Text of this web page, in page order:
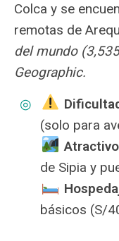
Colca y se
remotas de
del mundo
Geographic.
(solo para
️
de Sipia y
básicos (S/